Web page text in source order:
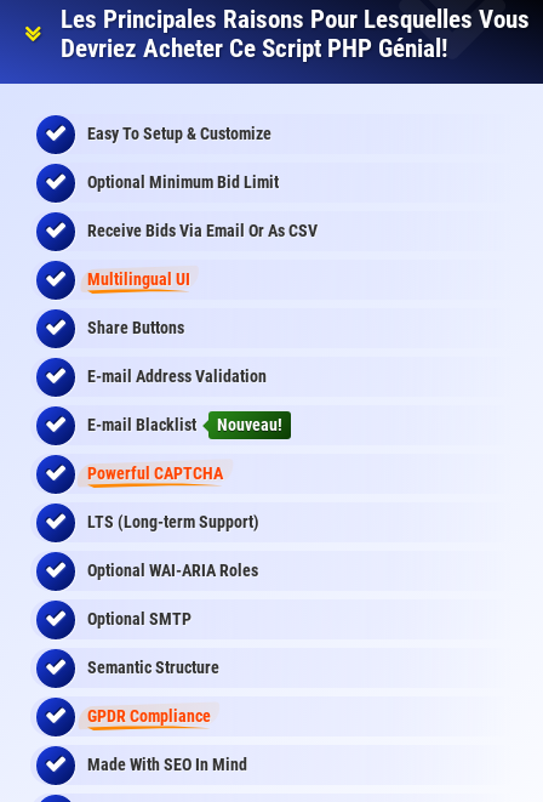
Les Principales Raisons Pour Lesquelles Vous
Devriez Acheter Ce Script PHP Génial!
Easy To Setup & Customize
Optional Minimum Bid Limit
Receive Bids Via Email Or As CSV
Multilingual UI
Share Buttons
E-mail Address Validation
E-mail Blacklist Nouveau!
Powerful CAPTCHA
LTS (Long-term Support)
Optional WAI-ARIA Roles
Optional SMTP
Semantic Structure
GPDR Compliance
Made With SEO In Mind